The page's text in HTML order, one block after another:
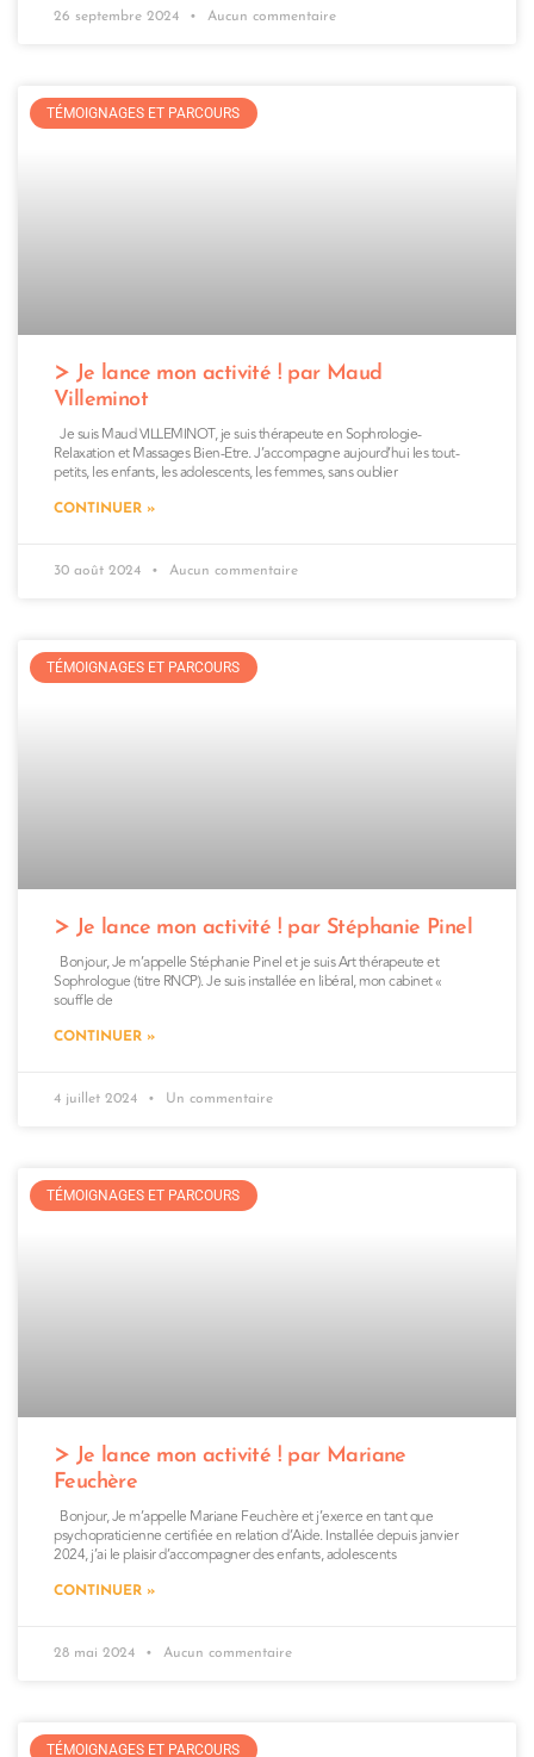
26 septembre 2024 Aucun commentaire
TÉMOIGNAGES ET PARCOURS
Je lance mon activité ! par Maud
Villeminot
Je suis Maud VILLEMINOT, je suis thérapeute en Sophrologie-
Relaxation et Massages Bien-Etre. J’accompagne aujourd’hui les tout-
petits, les enfants, les adolescents, les femmes, sans oublier
CONTINUER »
30 août 2024 Aucun commentaire
TÉMOIGNAGES ET PARCOURS
Je lance mon activité ! par Stéphanie Pinel
Bonjour, Je m’appelle Stéphanie Pinel et je suis Art thérapeute et
Sophrologue (titre RNCP). Je suis installée en libéral, mon cabinet «
souffle de
CONTINUER »
4 juillet 2024 Un commentaire
TÉMOIGNAGES ET PARCOURS
Je lance mon activité ! par Mariane
Feuchère
Bonjour, Je m’appelle Mariane Feuchère et j’exerce en tant que
psychopraticienne certifiée en relation d’Aide. Installée depuis janvier
2024, j’ai le plaisir d’accompagner des enfants, adolescents
CONTINUER »
28 mai 2024 Aucun commentaire
TÉMOIGNAGES ET PARCOURS